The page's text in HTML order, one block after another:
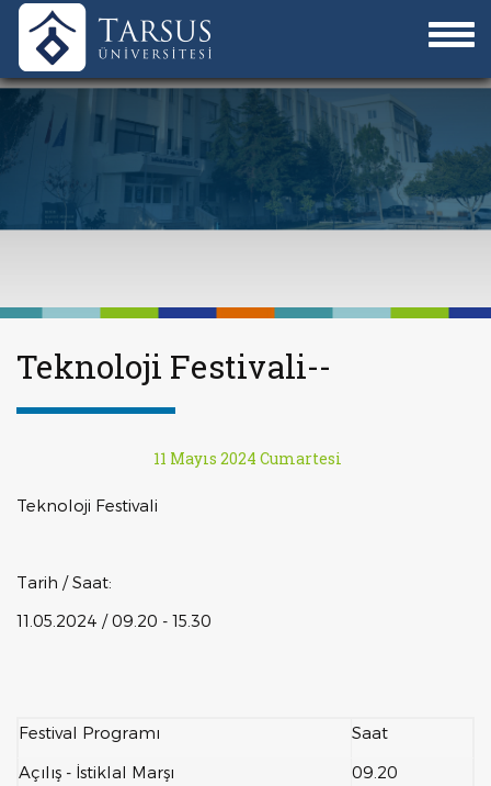
Teknoloji Festivali--
11 Mayıs 2024 Cumartesi
Teknoloji Festivali
Tarih / Saat:
11.05.2024 / 09.20 - 15.30
Festival Programı
Saat
Açılış - İstiklal Marşı
09.20